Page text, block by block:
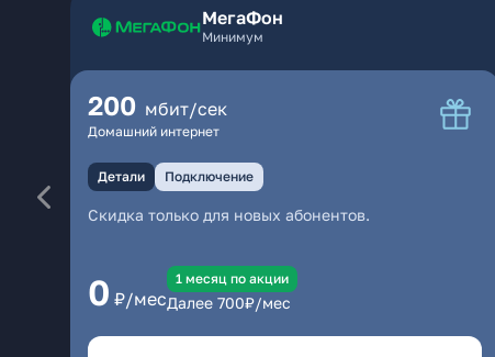
МегаФон
Минимум
200 мбит/сек
Домашний интернет
Детали Подключение
Скидка только для новых абонентов.
0 ₽/мес
1 месяц по акции
Далее 700₽/мес